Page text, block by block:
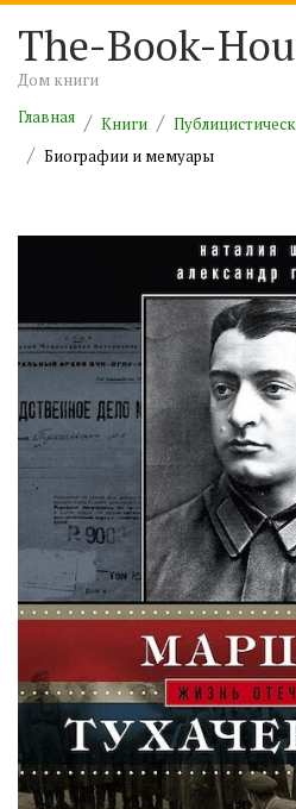
The-Book-
Дом книги
Главная
Книги
Биографии и мемуары